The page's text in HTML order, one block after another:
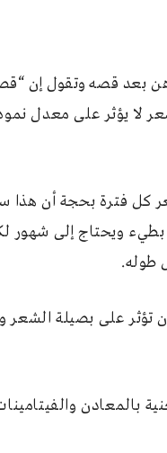
بعد قصه وتقول إن
لا يؤثر على معدل
كل فترة بحجة أن هذا
بطيء ويحتاج إلى
طوله.
تؤثر على بصيلة
بالمعادن